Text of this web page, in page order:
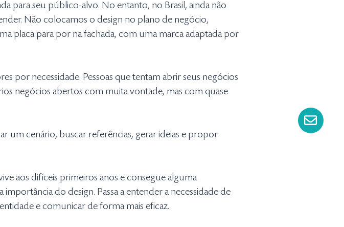
para seu público-alvo. No entanto, no Brasil, ainda não
Não colocamos o design no plano de negócio,
placa para por na fachada, com uma marca adaptada por
por necessidade. Pessoas que tentam abrir seus negócios
negócios abertos com muita vontade, mas com quase
um cenário, buscar referências, gerar ideias e propor
aos difíceis primeiros anos e consegue alguma
do design. Passa a entender a necessidade de
e comunicar de forma mais eficaz.